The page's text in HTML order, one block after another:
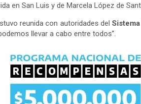
en San Luis y de Marcela López de
reunida con autoridades del
llevar a cabo entre todos”.